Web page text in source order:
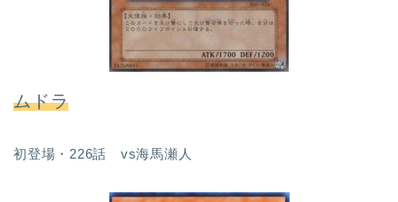
ムドラ
初登場・226話 vs海馬瀬人